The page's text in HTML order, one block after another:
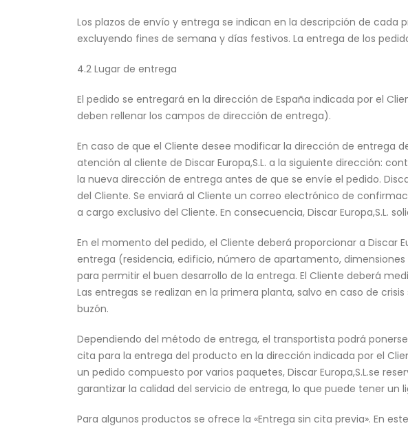
Los plazos de envío y entrega se indican en la descripción de cada
excluyendo fines de semana y días festivos. La entrega de los
4.2 Lugar de entrega
El pedido se entregará en la dirección de España indicada por el
deben rellenar los campos de dirección de entrega).
En caso de que el Cliente desee modificar la dirección de entrega
atención al cliente de Discar Europa,S.L. a la siguiente dirección:
la nueva dirección de entrega antes de que se envíe el pedido.
del Cliente. Se enviará al Cliente un correo electrónico de
a cargo exclusivo del Cliente. En consecuencia, Discar Europa,S.L.
En el momento del pedido, el Cliente deberá proporcionar a
entrega (residencia, edificio, número de apartamento,
para permitir el buen desarrollo de la entrega. El Cliente deberá
Las entregas se realizan en la primera planta, salvo en caso de
buzón.
Dependiendo del método de entrega, el transportista podrá
cita para la entrega del producto en la dirección indicada por el
un pedido compuesto por varios paquetes, Discar Europa,S.L.se
garantizar la calidad del servicio de entrega, lo que puede tener un
Para algunos productos se ofrece la «Entrega sin cita previa». En